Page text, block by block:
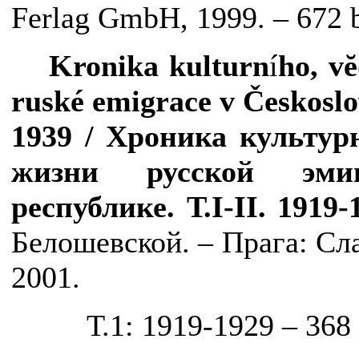
Ferlag GmbH, 1999. – 672
Kronika kulturního,
ruské emigrace v
1939 / Хроника
жизни русской
республике. Т.I-II. 1919-
Белошевской. – Прага:
2001.
Т.1: 1919-1929 – 368